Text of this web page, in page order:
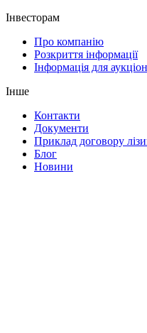
Інвесторам
Про компанію
Розкриття інформації
Інформація для
Інше
Контакти
Документи
Приклад договору
Блог
Новини